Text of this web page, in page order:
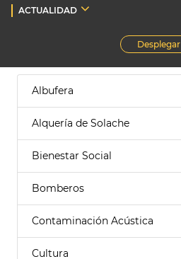
ACTUALIDAD
Desplegar
Albufera
Alquería de Solache
Bienestar Social
Bomberos
Contaminación Acústica
Cultura